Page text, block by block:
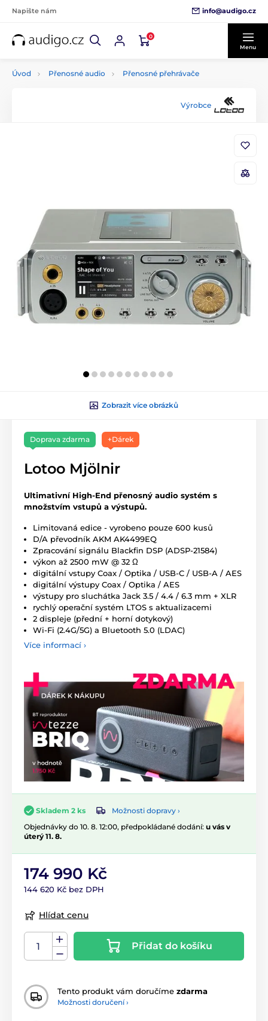
Napište nám info@audigo.cz
0
Menu
Úvod Přenosné audio Přenosné přehrávače
Výrobce
Zobrazit více obrázků
Doprava zdarma +Dárek
Lotoo Mjölnir
Ultimativní High-End přenosný audio systém s
množstvím vstupů a výstupů.
Limitovaná edice - vyrobeno pouze 600 kusů
D/A převodník AKM AK4499EQ
Zpracování signálu Blackfin DSP (ADSP-21584)
výkon až 2500 mW @ 32 Ω
digitální vstupy Coax / Optika / USB-C / USB-A / AES
digitální výstupy Coax / Optika / AES
výstupy pro sluchátka Jack 3.5 / 4.4 / 6.3 mm + XLR
rychlý operační systém LTOS s aktualizacemi
2 displeje (přední + horní dotykový)
Wi-Fi (2.4G/5G) a Bluetooth 5.0 (LDAC)
Více informací ›
Skladem 2 ks
Možnosti dopravy ›
Objednávky do 10. 8. 12:00, předpokládané dodání: u vás v
úterý 11. 8.
174 990 Kč
144 620 Kč bez DPH
Hlídat cenu
Přidat do košíku
Tento produkt vám doručíme zdarma
Možnosti doručení ›